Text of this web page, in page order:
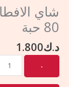
شاي
80 حبة
د.ك1.800